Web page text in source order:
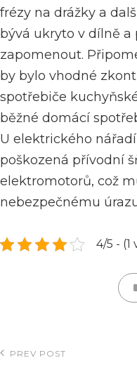
frézy na drážky a
bývá ukryto v dílně a
zapomenout.
by bylo vhodné
spotřebiče
běžné domácí
U elektrického
poškozená přívodní
elektromotorů, což
nebezpečnému
4/5 - (1
Navigace
Previous
PREV POST